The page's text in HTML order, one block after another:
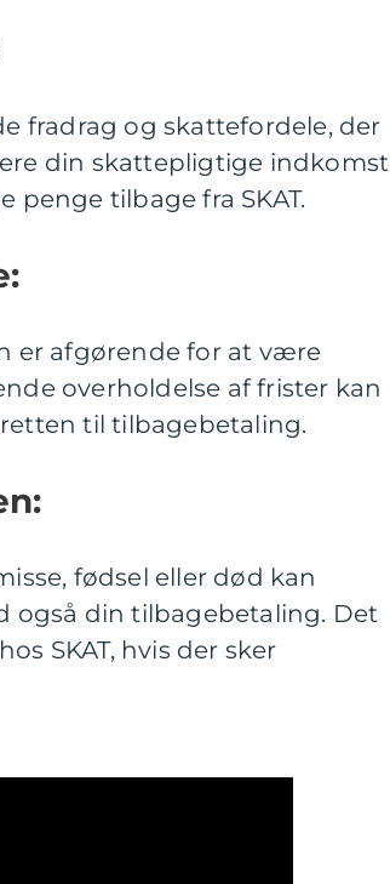
fradrag og skattefordele, der
din skattepligtige indkomst
tilbage fra SKAT.
er afgørende for at være
overholdelse af frister kan
til tilbagebetaling.
fødsel eller død kan
også din tilbagebetaling. Det
SKAT, hvis der sker